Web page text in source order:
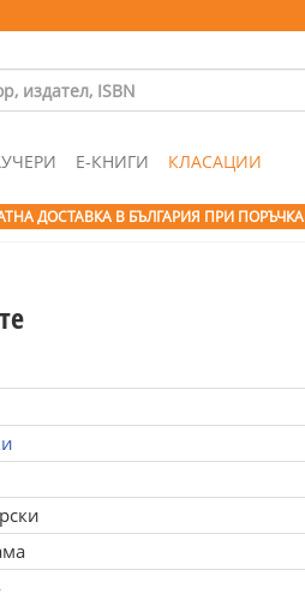
Е-КНИГИ КЛАСАЦИИ
ДОСТАВКА В БЪЛГАРИЯ ПРИ ПОРЪЧКА